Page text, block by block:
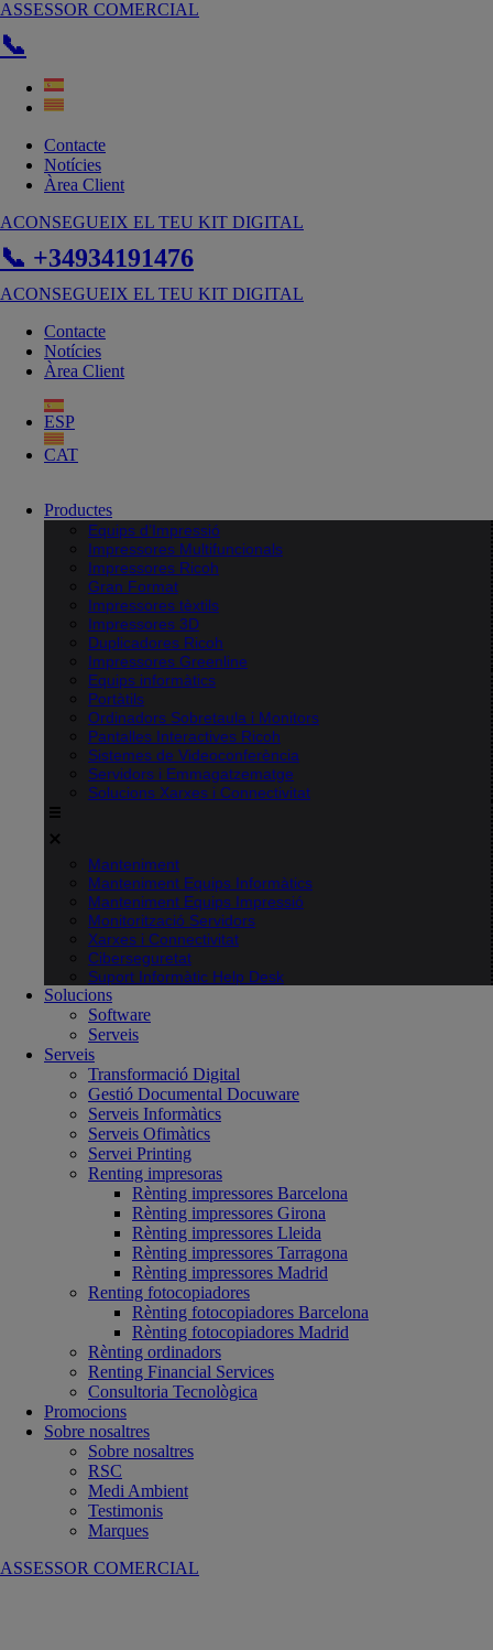
Vés
contingut
ASSESSOR COMERCIAL
📞
Contacte
Notícies
Àrea Client
ACONSEGUEIX EL TEU KIT DIGITAL
📞 +34934191476
ACONSEGUEIX EL TEU KIT DIGITAL
Contacte
Notícies
Àrea Client
ESP
CAT
Productes
Equips d’Impressió
Impressores Multifuncionals
Impressores Ricoh
Gran Format
Impressores tèxtils
Impressores 3D
Duplicadores Ricoh
Impressores Greenline
Equips informàtics
Portàtils
Ordinadors Sobretaula i Monitors
Pantalles Interactives Ricoh
Sistemes de Videoconferència
Servidors i Emmagatzematge
Solucions Xarxes i Connectivitat
Manteniment
Manteniment Equips Informàtics
Manteniment Equips Impressió
Monitorització Servidors
Xarxes i Connectivitat
Ciberseguretat
Suport Informàtic Help Desk
Solucions
Software
Serveis
Serveis
Transformació Digital
Gestió Documental Docuware
Serveis Informàtics
Serveis Ofimàtics
Servei Printing
Renting impresoras
Rènting impressores Barcelona
Rènting impressores Girona
Rènting impressores Lleida
Rènting impressores Tarragona
Rènting impressores Madrid
Renting fotocopiadores
Rènting fotocopiadores Barcelona
Rènting fotocopiadores Madrid
Rènting ordinadors
Renting Financial Services
Consultoria Tecnològica
Promocions
Sobre nosaltres
Sobre nosaltres
RSC
Medi Ambient
Testimonis
Marques
ASSESSOR COMERCIAL